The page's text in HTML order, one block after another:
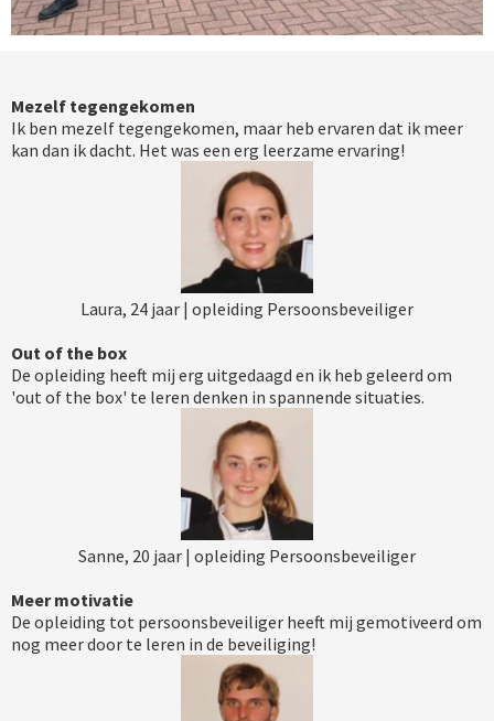
Mezelf tegengekomen
Ik ben mezelf tegengekomen, maar heb ervaren dat ik meer
kan dan ik dacht. Het was een erg leerzame ervaring!
Laura, 24 jaar | opleiding Persoonsbeveiliger
Out of the box
De opleiding heeft mij erg uitgedaagd en ik heb geleerd om
'out of the box' te leren denken in spannende situaties.
Sanne, 20 jaar | opleiding Persoonsbeveiliger
Meer motivatie
De opleiding tot persoonsbeveiliger heeft mij gemotiveerd om
nog meer door te leren in de beveiliging!